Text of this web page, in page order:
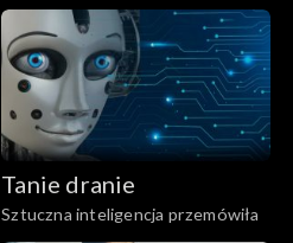
Tanie dranie
Sztuczna inteligencja przemówiła